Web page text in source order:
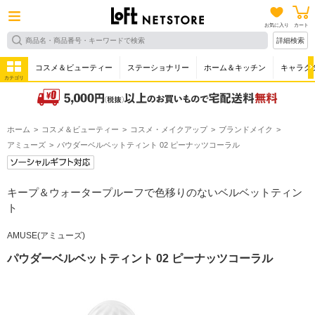
お気に入り カート
詳細検索
カテゴリ
コスメ＆ビューティー ステーショナリー ホーム＆キッチン キャラク
ホーム コスメ＆ビューティー コスメ・メイクアップ
ブランドメイク
アミューズ
パウダーベルベットティント 02 ピーナッツコーラル
キープ＆ウォータープルーフで色移りのないベルベットティン
ト
AMUSE(アミューズ)
パウダーベルベットティント 02 ピーナッツコーラル